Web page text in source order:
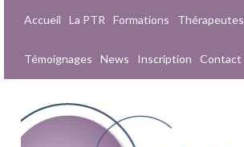
Accueil La PTR Formations Thérapeutes
Témoignages News Inscription Contact